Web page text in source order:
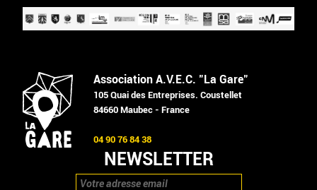
Association A.V.E.C. "La Gare"
105 Quai des Entreprises. Coustellet
84660 Maubec - France
04 90 76 84 38
NEWSLETTER